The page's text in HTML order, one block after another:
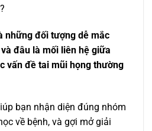
những đối tượng dễ mắc
đâu là mối liên hệ giữa
vấn đề tai mũi họng thường
bạn nhận diện đúng nhóm
về bệnh, và gợi mở giải